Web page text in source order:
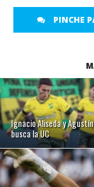
PINCHE
Ignacio Aliseda y
busca la UC